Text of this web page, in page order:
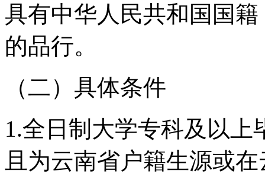
具有中华人民共和国国
的品行。
（二）具体条件
1.全日制大学专科及以上
且为云南省户籍生源或